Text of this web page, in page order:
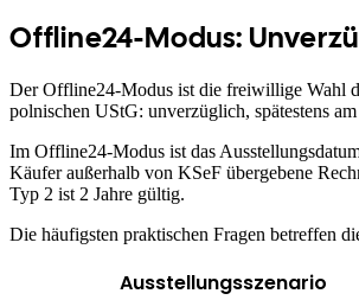
Offline24-Modus:
Der Offline24-Modus ist die freiwillige Wahl
polnischen UStG: unverzüglich, spätestens
Im Offline24-Modus ist das
Käufer außerhalb von KSeF übergebene
Typ 2 ist 2 Jahre gültig.
Die häufigsten praktischen Fragen betreffen
Ausstellungsszenario